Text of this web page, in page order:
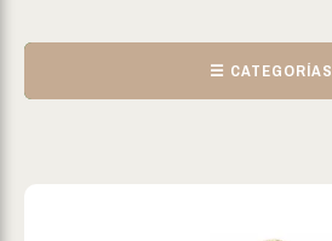
☰ CATEGORÍAS